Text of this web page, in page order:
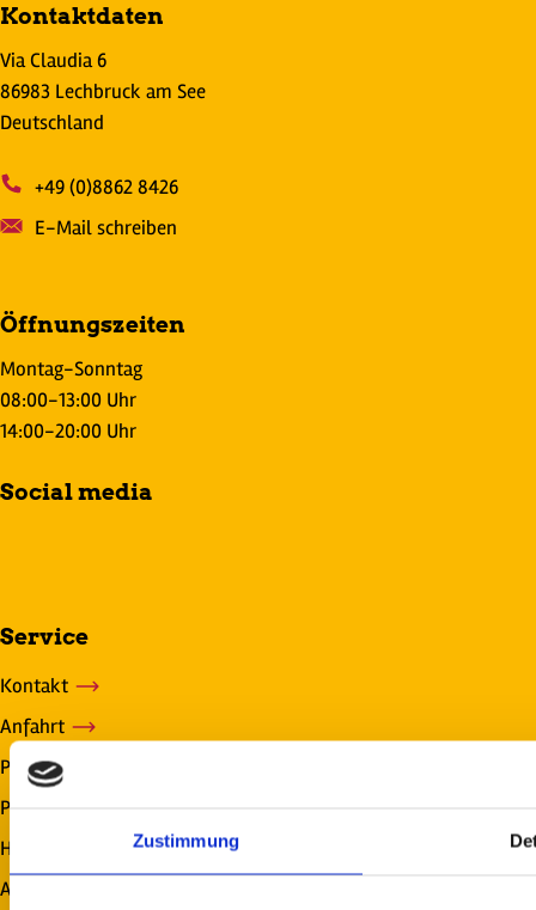
Zustimmung
Kontaktdaten
Via Claudia 6
86983 Lechbruck am See
Deutschland
+49 (0)8862 8426
E-Mail schreiben
Öffnungszeiten
Montag-Sonntag
08:00-13:00 Uhr
14:00-20:00 Uhr
Social media
Service
Kontakt
Anfahrt
Platzordnung
Platzplan
Hundebesitzer
Auszeichnungen